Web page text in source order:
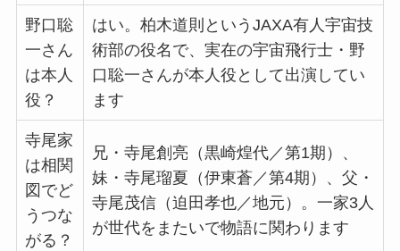
野口聡
一さん
は本人
役？
はい。柏木道則というJAXA有人宇宙技
術部の役名で、実在の宇宙飛行士・野
口聡一さんが本人役として出演してい
ます
寺尾家
は相関
図でど
うつな
がる？
兄・寺尾創亮（黒崎煌代／第1期）、
妹・寺尾瑠夏（伊東蒼／第4期）、父・
寺尾茂信（迫田孝也／地元）。一家3人
が世代をまたいで物語に関わります